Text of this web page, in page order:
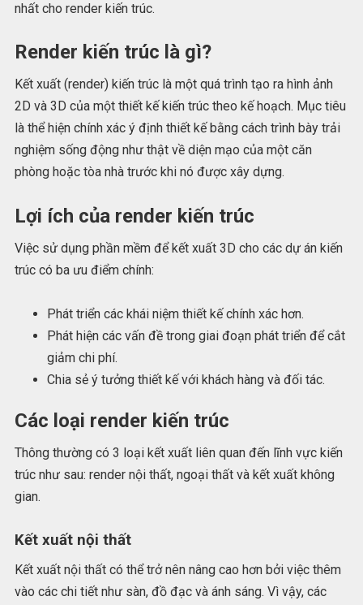
nhất cho render kiến trúc.
Render kiến trúc là gì?
Kết xuất (render) kiến trúc là một quá trình tạo ra hình ảnh
2D và 3D của một thiết kế kiến trúc theo kế hoạch. Mục tiêu
là thể hiện chính xác ý định thiết kế bằng cách trình bày trải
nghiệm sống động như thật về diện mạo của một căn
phòng hoặc tòa nhà trước khi nó được xây dựng.
Lợi ích của render kiến trúc
Việc sử dụng phần mềm để kết xuất 3D cho các dự án kiến
trúc có ba ưu điểm chính:
Phát triển các khái niệm thiết kế chính xác hơn.
Phát hiện các vấn đề trong giai đoạn phát triển để cắt
giảm chi phí.
Chia sẻ ý tưởng thiết kế với khách hàng và đối tác.
Các loại render kiến trúc
Thông thường có 3 loại kết xuất liên quan đến lĩnh vực kiến
trúc như sau: render nội thất, ngoại thất và kết xuất không
gian.
Kết xuất nội thất
Kết xuất nội thất có thể trở nên nâng cao hơn bởi việc thêm
vào các chi tiết như sàn, đồ đạc và ánh sáng. Vì vậy, các